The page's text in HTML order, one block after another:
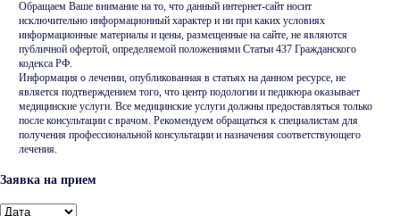
Обращаем Ваше внимание на то, что данный интернет-сайт носит
исключительно информационный характер и ни при каких условиях
информационные материалы и цены, размещенные на сайте, не являются
публичной офертой, определяемой положениями Статьи 437 Гражданского
кодекса РФ.
Информация о лечении, опубликованная в статьях на данном ресурсе, не
является подтверждением того, что центр подологии и педикюра оказывает
медицинские услуги. Все медицинские услуги должны предоставляться только
после консультации с врачом. Рекомендуем обращаться к специалистам для
получения профессиональной консультации и назначения соответствующего
лечения.
Заявка на прием